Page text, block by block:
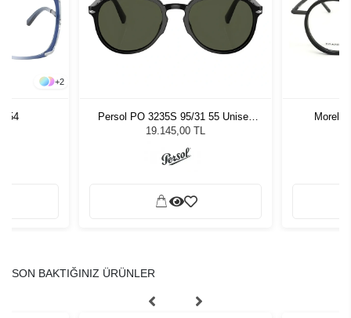
+2
54
Persol PO 3235S 95/31 55 Unisex
Güneş Gözlüğü
19.145,00 TL
Morel
SON BAKTIĞINIZ ÜRÜNLER